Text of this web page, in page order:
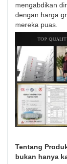
mengabdikan
dengan harga
mereka puas.
Tentang
bukan hanya